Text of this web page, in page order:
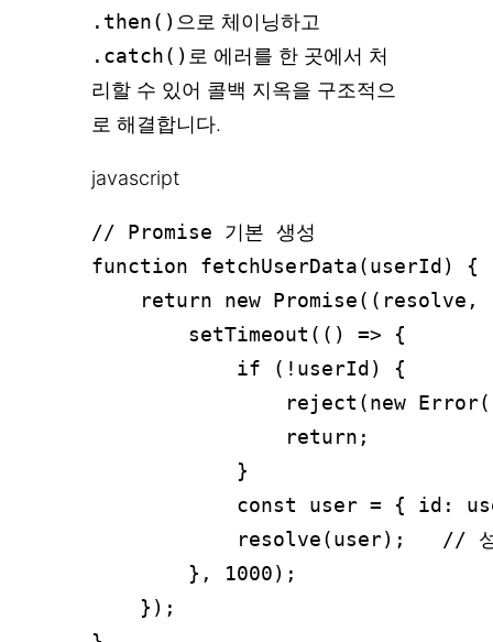
.then() 으로 체이닝하고
.catch() 로 에러를 한 곳에서 처
리할 수 있어 콜백 지옥을 구조적으
로 해결합니다.
javascript
// Promise 기본 생성
function fetchUserData(userId) {
return new Promise((resolve,
        setTimeout(() => {
            if (!userId) {
reject(new
                return;
            }
const user = { id:
resolve(user);   //
        }, 1000);
    });